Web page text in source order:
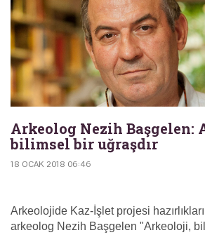
Arkeolog Nezih Başgelen:
bilimsel bir uğraşdır
18 OCAK 2018 06:46
Arkeolojide Kaz-İşlet projesi
arkeolog Nezih Başgelen "Arkeoloji,